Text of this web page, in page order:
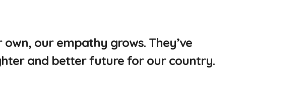
our empathy grows. They’ve
and better future for our country.